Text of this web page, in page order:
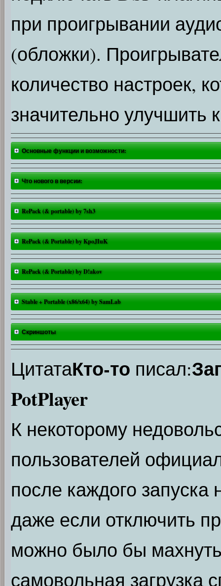
при проигрывании
(обложки).
количество настроек,
значительно улучшить
Основные функции и возможности:
Что нового в версии:
RePack (& portable) by 7sh3
RePack (& Portable) by KpoJIuK
RePack (& Portable) by D!akov
Stable + Portable (x86/x64) by SamLab
Скриншоты
ЦитатаКто-то писал:
PotPlayer
К некоторому
пользователей
после каждого запуска
даже если отключить
можно было бы
самовольная загрузка